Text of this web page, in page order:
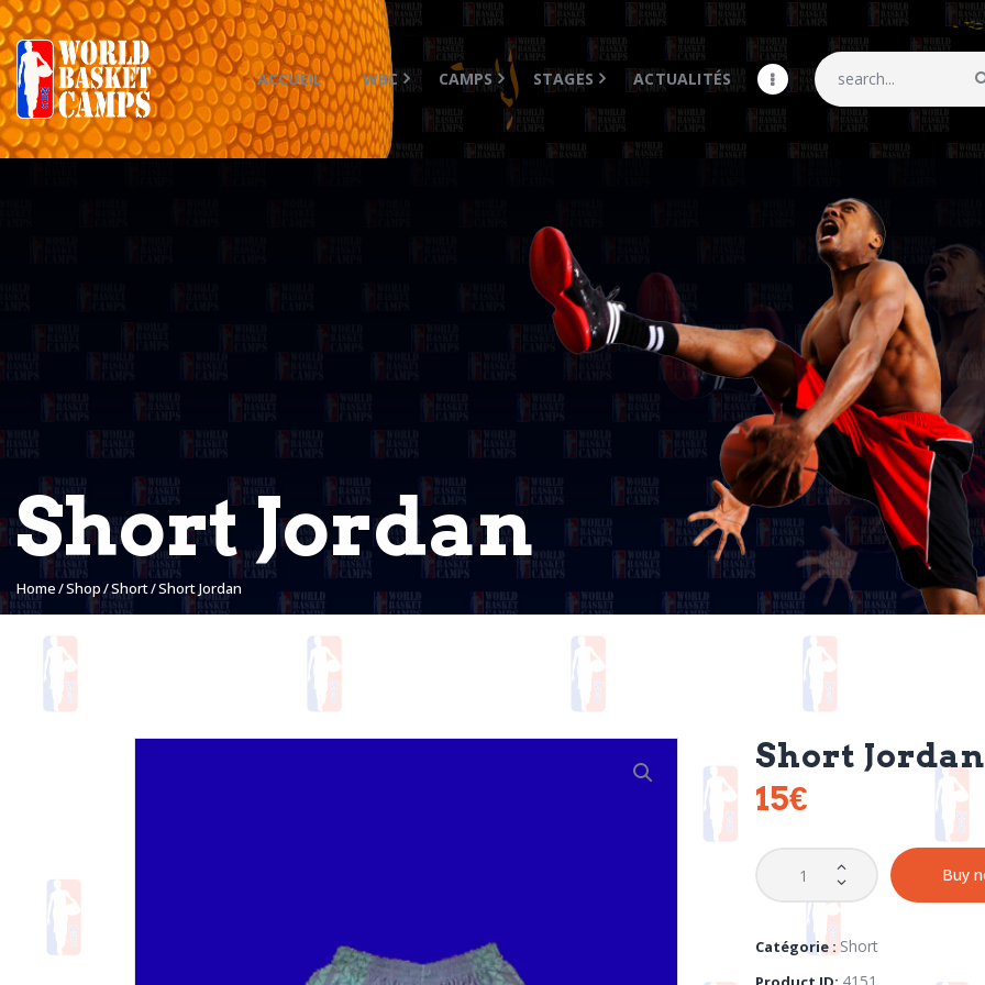
ACCUEIL WBC CAMPS STAGES ACTUALITÉS
Short Jordan
Home Shop Short Short Jordan
Accueil
CAMPS
Galerie
Shop
Contacts
Short Jordan
15€
Buy
Catégorie : Short